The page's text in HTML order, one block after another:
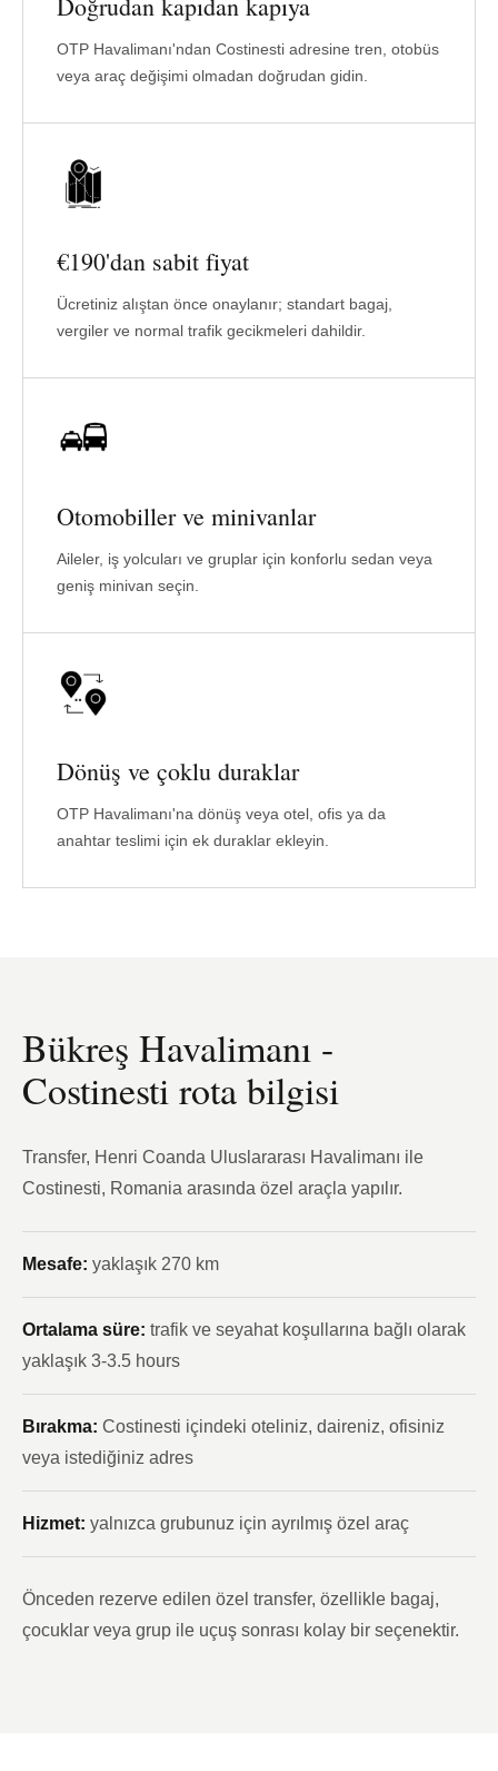
OTP Havalimanı'ndan Costinesti adresine tren, otobüs
veya araç değişimi olmadan doğrudan gidin.
€190'dan sabit fiyat
Ücretiniz alıştan önce onaylanır; standart bagaj,
vergiler ve normal trafik gecikmeleri dahildir.
Otomobiller ve minivanlar
Aileler, iş yolcuları ve gruplar için konforlu sedan veya
geniş minivan seçin.
Dönüş ve çoklu duraklar
OTP Havalimanı'na dönüş veya otel, ofis ya da
anahtar teslimi için ek duraklar ekleyin.
Bükreş Havalimanı -
Costinesti rota bilgisi
Transfer, Henri Coanda Uluslararası Havalimanı ile
Costinesti, Romania arasında özel araçla yapılır.
Mesafe: yaklaşık 270 km
Ortalama süre: trafik ve seyahat koşullarına bağlı olarak
yaklaşık 3-3.5 hours
Bırakma: Costinesti içindeki oteliniz, daireniz, ofisiniz
veya istediğiniz adres
Hizmet: yalnızca grubunuz için ayrılmış özel araç
Önceden rezerve edilen özel transfer, özellikle bagaj,
çocuklar veya grup ile uçuş sonrası kolay bir seçenektir.